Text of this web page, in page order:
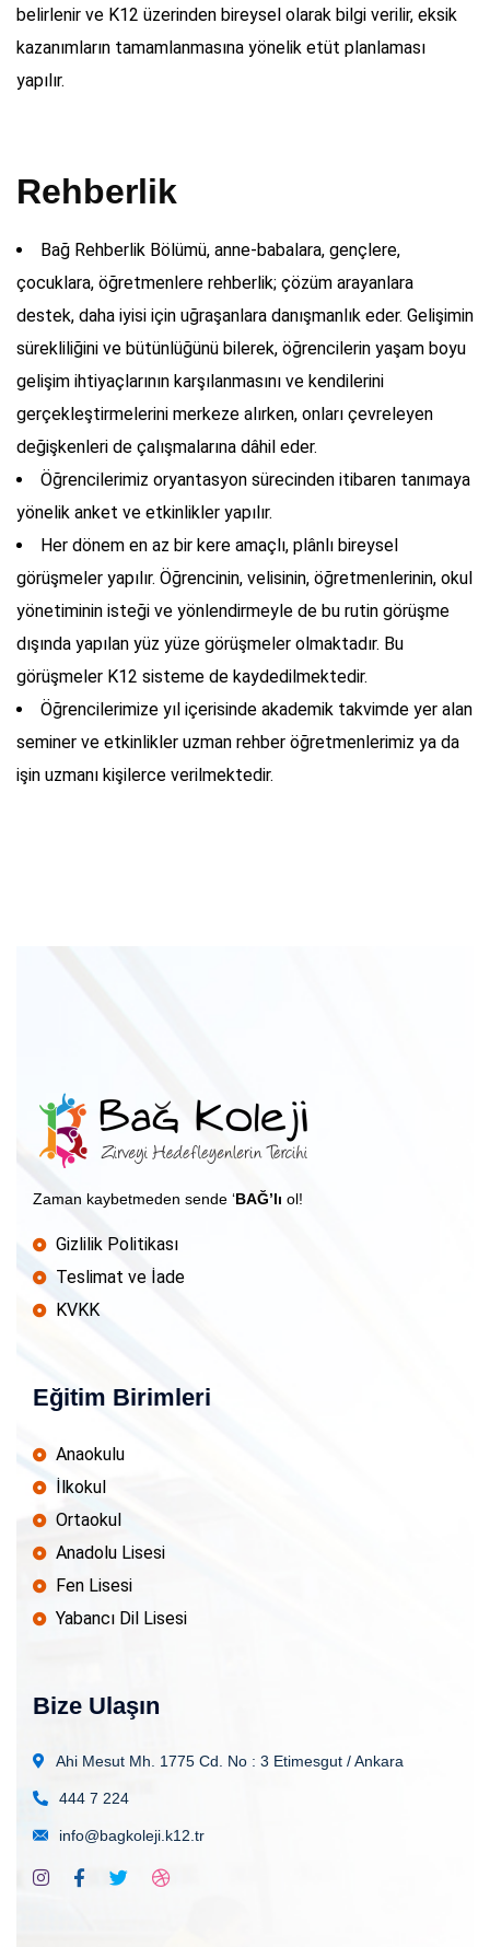
belirlenir ve K12 üzerinden bireysel olarak bilgi verilir, eksik
kazanımların tamamlanmasına yönelik etüt planlaması
yapılır.
Rehberlik
Bağ Rehberlik Bölümü, anne-babalara, gençlere,
çocuklara, öğretmenlere rehberlik; çözüm arayanlara
destek, daha iyisi için uğraşanlara danışmanlık eder. Gelişimin
sürekliliğini ve bütünlüğünü bilerek, öğrencilerin yaşam boyu
gelişim ihtiyaçlarının karşılanmasını ve kendilerini
gerçekleştirmelerini merkeze alırken, onları çevreleyen
değişkenleri de çalışmalarına dâhil eder.
Öğrencilerimiz oryantasyon sürecinden itibaren tanımaya
yönelik anket ve etkinlikler yapılır.
Her dönem en az bir kere amaçlı, plânlı bireysel
görüşmeler yapılır. Öğrencinin, velisinin, öğretmenlerinin, okul
yönetiminin isteği ve yönlendirmeyle de bu rutin görüşme
dışında yapılan yüz yüze görüşmeler olmaktadır. Bu
görüşmeler K12 sisteme de kaydedilmektedir.
Öğrencilerimize yıl içerisinde akademik takvimde yer alan
seminer ve etkinlikler uzman rehber öğretmenlerimiz ya da
işin uzmanı kişilerce verilmektedir.
Zaman kaybetmeden sende ‘BAĞ’lı ol!
Gizlilik Politikası
Teslimat ve İade
KVKK
Eğitim Birimleri
Anaokulu
İlkokul
Ortaokul
Anadolu Lisesi
Fen Lisesi
Yabancı Dil Lisesi
Bize Ulaşın
Ahi Mesut Mh. 1775 Cd. No : 3 Etimesgut / Ankara
444 7 224
info@bagkoleji.k12.tr